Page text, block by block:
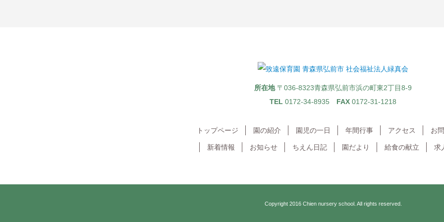
所在地〒036-8323青森県弘前市浜の町東2丁目8-9
TEL 0172-34-8935 FAX 0172-31-1218
トップページ 園の紹介 園児の一日 年間行事 アクセス お
新着情報 お知らせ ちえん日記 園だより 給食の献立 求
Copyright 2016 Chien nursery school. All rights reserved.